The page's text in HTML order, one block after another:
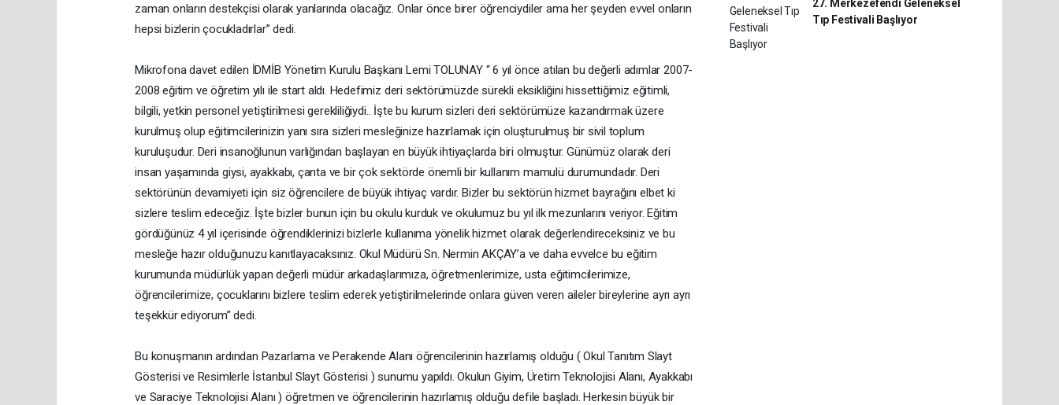
zaman onların destekçisi olarak yanlarında olacağız. Onlar önce birer öğrenciydiler ama her şeyden evvel onların
hepsi bizlerin çocukladırlar” dedi.
Mikrofona davet edilen İDMİB Yönetim Kurulu Başkanı Lemi TOLUNAY “ 6 yıl önce atılan bu değerli adımlar 2007-
2008 eğitim ve öğretim yılı ile start aldı. Hedefimiz deri sektörümüzde sürekli eksikliğini hissettiğimiz eğitimli,
bilgili, yetkin personel yetiştirilmesi gerekliliğiydi.. İşte bu kurum sizleri deri sektörümüze kazandırmak üzere
kurulmuş olup eğitimcilerinizin yanı sıra sizleri mesleğinize hazırlamak için oluşturulmuş bir sivil toplum
kuruluşudur. Deri insanoğlunun varlığından başlayan en büyük ihtiyaçlarda biri olmuştur. Günümüz olarak deri
insan yaşamında giysi, ayakkabı, çanta ve bir çok sektörde önemli bir kullanım mamulü durumundadır. Deri
sektörünün devamiyeti için siz öğrencilere de büyük ihtiyaç vardır. Bizler bu sektörün hizmet bayrağını elbet ki
sizlere teslim edeceğiz. İşte bizler bunun için bu okulu kurduk ve okulumuz bu yıl ilk mezunlarını veriyor. Eğitim
gördüğünüz 4 yıl içerisinde öğrendiklerinizi bizlerle kullanıma yönelik hizmet olarak değerlendireceksiniz ve bu
mesleğe hazır olduğunuzu kanıtlayacaksınız. Okul Müdürü Sn. Nermin AKÇAY’a ve daha evvelce bu eğitim
kurumunda müdürlük yapan değerli müdür arkadaşlarımıza, öğretmenlerimize, usta eğitimcilerimize,
öğrencilerimize, çocuklarını bizlere teslim ederek yetiştirilmelerinde onlara güven veren aileler bireylerine ayrı ayrı
teşekkür ediyorum” dedi.
Bu konuşmanın ardından Pazarlama ve Perakende Alanı öğrencilerinin hazırlamış olduğu ( Okul Tanıtım Slayt
Gösterisi ve Resimlerle İstanbul Slayt Gösterisi ) sunumu yapıldı. Okulun Giyim, Üretim Teknolojisi Alanı, Ayakkabı
ve Saraciye Teknolojisi Alanı ) öğretmen ve öğrencilerinin hazırlamış olduğu defile başladı. Herkesin büyük bir
27. Merkezefendi Geleneksel
Tıp Festivali Başlıyor